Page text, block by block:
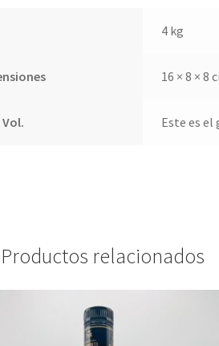
4 kg
16 × 8 × 8
Vol. Este es el
Productos relacionados